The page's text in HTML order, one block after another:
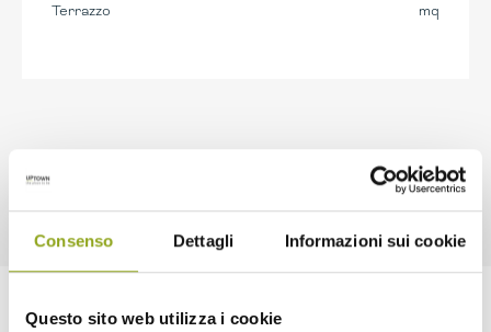
Consenso Dettagli Informazioni sui cookie
Questo sito web utilizza i cookie
Terrazzo mq